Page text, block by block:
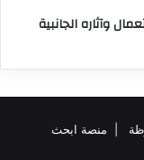
وآثاره الجانبية
منصة ابحث